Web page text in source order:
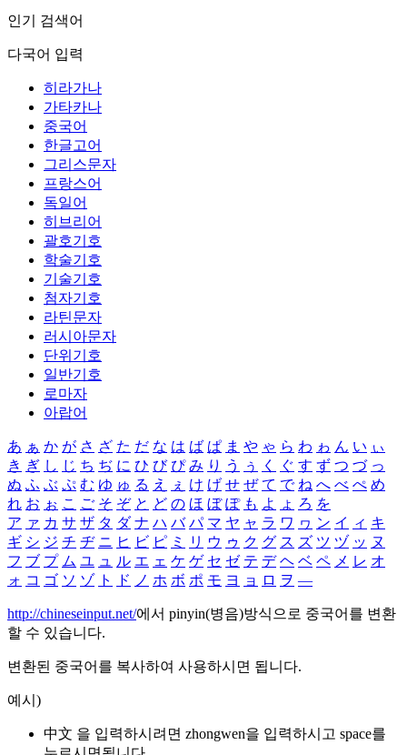
인기 검색어
다국어 입력
히라가나
가타카나
중국어
한글고어
그리스문자
프랑스어
독일어
히브리어
괄호기호
학술기호
기술기호
첨자기호
라틴문자
러시아문자
단위기호
일반기호
로마자
아랍어
あ ぁ か が さ ざ た だ な は ば ぱ ま や ゃ ら わ ゎ ん い ぃ
き ぎ し じ ち ぢ に ひ び ぴ み り う ぅ く ぐ す ず つ づ っ
ぬ ふ ぶ ぷ む ゆ ゅ る え ぇ け げ せ ぜ て で ね へ べ ぺ め
れ お ぉ こ ご そ ぞ と ど の ほ ぼ ぽ も よ ょ ろ を
ア ァ カ サ ザ タ ダ ナ ハ バ パ マ ヤ ャ ラ ワ ヮ ン イ ィ キ
ギ シ ジ チ ヂ ニ ヒ ビ ピ ミ リ ウ ゥ ク グ ス ズ ツ ヅ ッ ヌ
フ ブ プ ム ユ ュ ル エ ェ ケ ゲ セ ゼ テ デ ヘ ベ ペ メ レ オ
ォ コ ゴ ソ ゾ ト ド ノ ホ ボ ポ モ ヨ ョ ロ ヲ ―
http://chineseinput.net/에서 pinyin(병음)방식으로 중국어를 변환
할 수 있습니다.
변환된 중국어를 복사하여 사용하시면 됩니다.
예시)
中文 을 입력하시려면 zhongwen을 입력하시고 space를